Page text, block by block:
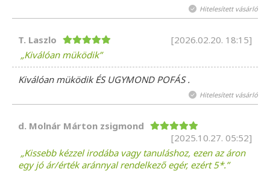
Hitelesített vásárló
T. Laszlo
[2026.02.20. 18:15]
Kiválóan müködik
Kiválóan müködik ÉS UGYMOND POFÁS .
Hitelesített vásárló
d. Molnár Márton zsigmond
[2025.10.27. 05:52]
Kissebb kézzel irodába vagy tanuláshoz, ezen az áron
egy jó ár/érték aránnyal rendelkező egér, ezért 5*.